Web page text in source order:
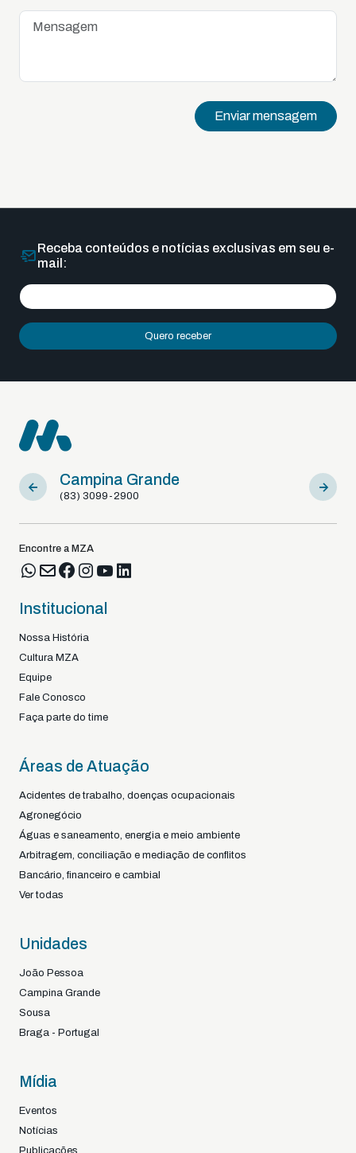
Enviar mensagem
Receba conteúdos e notícias exclusivas em seu e-
mail:
Quero receber
Campina Grande
(83) 3099-2900
Sousa
(83)
Encontre a MZA
Institucional
Nossa História
Cultura MZA
Equipe
Fale Conosco
Faça parte do time
Áreas de Atuação
Acidentes de trabalho, doenças ocupacionais
Agronegócio
Águas e saneamento, energia e meio ambiente
Arbitragem, conciliação e mediação de conflitos
Bancário, financeiro e cambial
Ver todas
Unidades
João Pessoa
Campina Grande
Sousa
Braga - Portugal
Mídia
Eventos
Notícias
Publicações